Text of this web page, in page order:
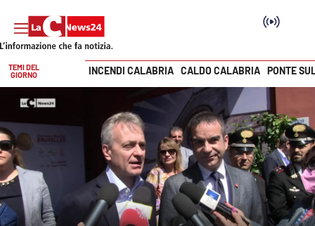
Cronaca
Politica
Attualità
Vai
TEMI DEL
GIORNO
INCENDI CALABRIA CALDO CALABRIA PONTE